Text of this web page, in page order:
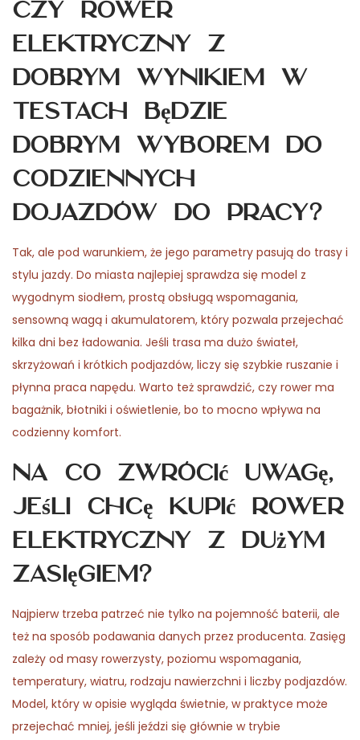
Czy rower
elektryczny z
dobrym wynikiem w
testach będzie
dobrym wyborem do
codziennych
dojazdów do pracy?
Tak, ale pod warunkiem, że jego parametry pasują do trasy i
stylu jazdy. Do miasta najlepiej sprawdza się model z
wygodnym siodłem, prostą obsługą wspomagania,
sensowną wagą i akumulatorem, który pozwala przejechać
kilka dni bez ładowania. Jeśli trasa ma dużo świateł,
skrzyżowań i krótkich podjazdów, liczy się szybkie ruszanie i
płynna praca napędu. Warto też sprawdzić, czy rower ma
bagażnik, błotniki i oświetlenie, bo to mocno wpływa na
codzienny komfort.
Na co zwrócić uwagę,
jeśli chcę kupić rower
elektryczny z dużym
zasięgiem?
Najpierw trzeba patrzeć nie tylko na pojemność baterii, ale
też na sposób podawania danych przez producenta. Zasięg
zależy od masy rowerzysty, poziomu wspomagania,
temperatury, wiatru, rodzaju nawierzchni i liczby podjazdów.
Model, który w opisie wygląda świetnie, w praktyce może
przejechać mniej, jeśli jeździ się głównie w trybie